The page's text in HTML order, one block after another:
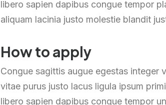
libero sapien dapibus congue tempor
aliquam lacinia justo molestie blandit
How to apply
Congue sagittis augue egestas integer
vitae purus justo lacus ligula ipsum
libero sapien dapibus congue tempor